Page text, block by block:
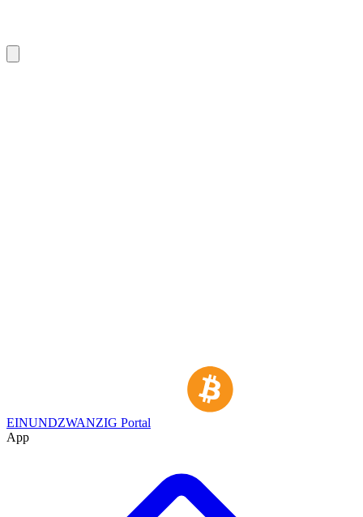
EINUNDZWANZIG Portal
App